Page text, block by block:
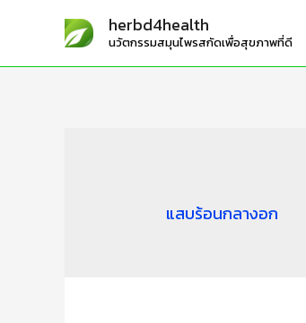
herbd4health
นวัตกรรมสมุนไพรสกัดเพื่อสุขภาพที่ดี
แสบร้อนกลางอก